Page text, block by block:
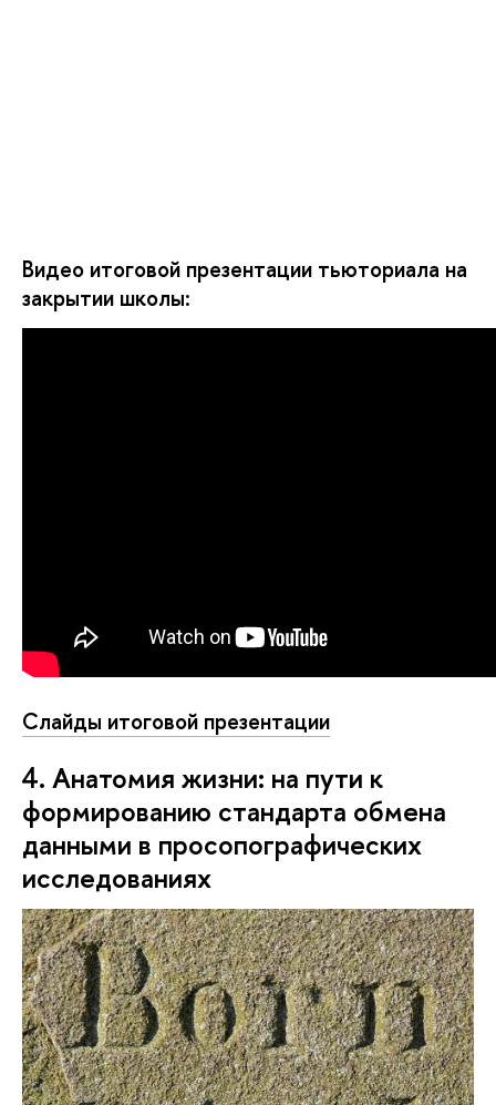
Видео итоговой презентации тьюториала на
закрытии школы:
Слайды итоговой презентации
4. Анатомия жизни: на пути к
формированию стандарта обмена
данными в просопографических
исследованиях